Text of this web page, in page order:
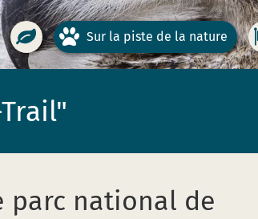
Parc national de l'...
Sur la piste de la nature
« Wildnis(t)räume »
parc national de